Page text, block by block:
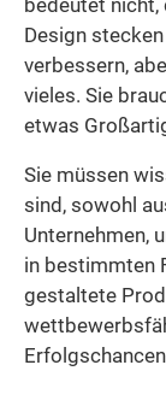
bedeutet nicht,
Design
verbessern,
vieles. Sie
etwas
Sie müssen
sind, sowohl
Unternehmen,
in bestimmten
gestaltete